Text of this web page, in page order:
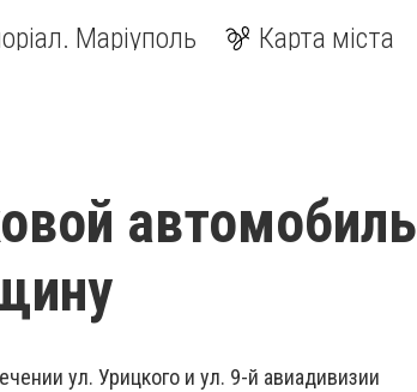
Маріуполь Карта міста
автомобиль
ул. Урицкого и ул. 9-й авиадивизии